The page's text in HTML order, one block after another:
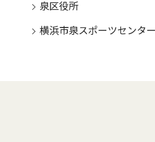
泉区役所
横浜市泉スポーツセンター